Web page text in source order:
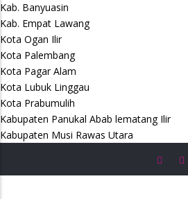
Kab. Banyuasin
Kab. Empat Lawang
Kota Ogan Ilir
Kota Palembang
Kota Pagar Alam
Kota Lubuk Linggau
Kota Prabumulih
Kabupaten Panukal Abab lematang Ilir
Kabupaten Musi Rawas Utara